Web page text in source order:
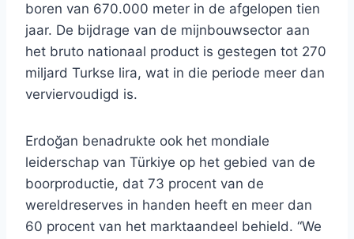
boren van 670.000 meter in de afgelopen tien
jaar. De bijdrage van de mijnbouwsector aan
het bruto nationaal product is gestegen tot 270
miljard Turkse lira, wat in die periode meer dan
verviervoudigd is.
Erdoğan benadrukte ook het mondiale
leiderschap van Türkiye op het gebied van de
boorproductie, dat 73 procent van de
wereldreserves in handen heeft en meer dan
60 procent van het marktaandeel behield. “We